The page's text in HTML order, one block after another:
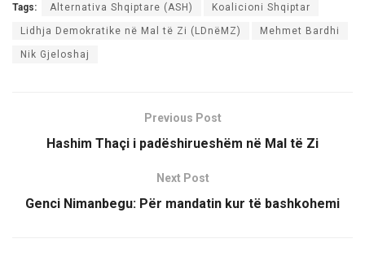
Tags: Alternativa Shqiptare (ASH) Koalicioni Shqiptar
Lidhja Demokratike në Mal të Zi (LDnëMZ) Mehmet Bardhi
Nik Gjeloshaj
Previous Post
Hashim Thaçi i padëshirueshëm në Mal të Zi
Next Post
Genci Nimanbegu: Për mandatin kur të bashkohemi